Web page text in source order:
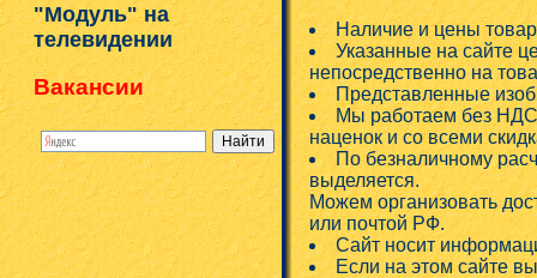
"Модуль" на
телевидении
Вакансии
Наличие и цены
Указанные на сайте
непосредственно на
Представленные
Мы работаем без
наценок и со всеми
По безналичному
выделяется.
Можем организовать
или почтой РФ.
Сайт носит
Если на этом сайте